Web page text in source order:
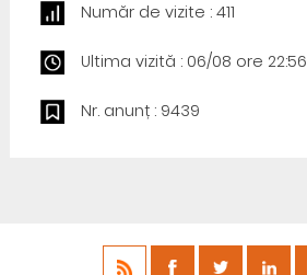
Număr de vizite : 411
Ultima vizită : 06/08 ore 22:56
Nr. anunț : 9439